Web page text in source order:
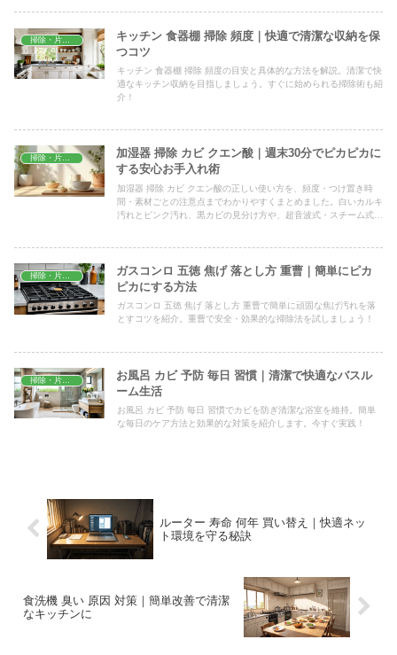
キッチン 食器棚 掃除 頻度｜快適で清潔な収納を保
つコツ
キッチン 食器棚 掃除 頻度の目安と具体的な方法を解説。清潔で快
適なキッチン収納を目指しましょう。すぐに始められる掃除術も紹
介！
加湿器 掃除 カビ クエン酸｜週末30分でピカピカに
する安心お手入れ術
加湿器 掃除 カビ クエン酸の正しい使い方を、頻度・つけ置き時
間・素材ごとの注意点までわかりやすくまとめました。白いカルキ
汚れとピンク汚れ、黒カビの見分け方や、超音波式・スチーム式の
ガスコンロ 五徳 焦げ 落とし方 重曹｜簡単にピカ
ピカにする方法
ガスコンロ 五徳 焦げ 落とし方 重曹で簡単に頑固な焦げ汚れを落
とすコツを紹介。重曹で安全・効果的な掃除法を試しましょう！
お風呂 カビ 予防 毎日 習慣｜清潔で快適なバスル
ーム生活
お風呂 カビ 予防 毎日 習慣でカビを防ぎ清潔な浴室を維持。簡単
な毎日のケア方法と効果的な対策を紹介します。今すぐ実践！
ルーター 寿命 何年 買い替え｜快適ネッ
ト環境を守る秘訣
食洗機 臭い 原因 対策｜簡単改善で清潔
なキッチンに